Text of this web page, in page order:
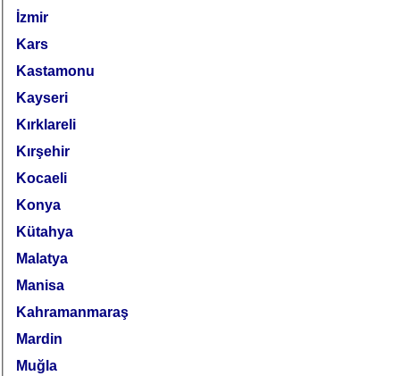
İzmir
Kars
Kastamonu
Kayseri
Kırklareli
Kırşehir
Kocaeli
Konya
Kütahya
Malatya
Manisa
Kahramanmaraş
Mardin
Muğla